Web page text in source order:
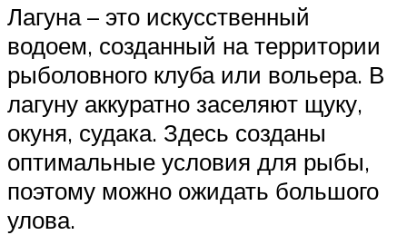
Лагуна – это искусственный
водоем, созданный на территории
рыболовного клуба или вольера. В
лагуну аккуратно заселяют щуку,
окуня, судака. Здесь созданы
оптимальные условия для рыбы,
поэтому можно ожидать большого
улова.